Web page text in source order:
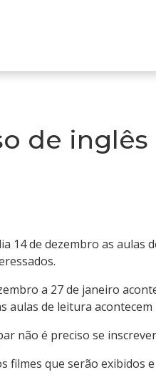
de
14 de dezembro as aulas
a 27 de janeiro
aulas de leitura
não é preciso se
filmes que serão exibidos